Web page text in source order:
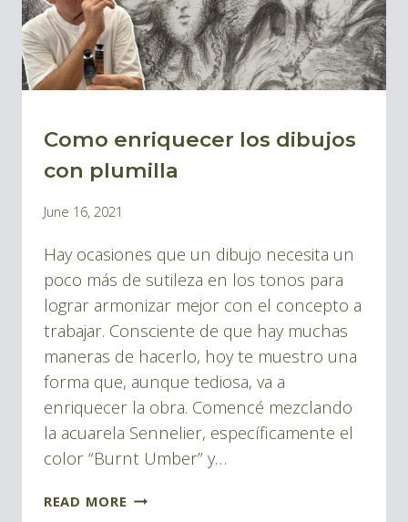
BLOG
TINTA
DIBUJOS
Como enriquecer los dibujos
con plumilla
By
Montes
June 16, 2021
Hay ocasiones que un dibujo necesita un
poco más de sutileza en los tonos para
lograr armonizar mejor con el concepto a
trabajar. Consciente de que hay muchas
maneras de hacerlo, hoy te muestro una
forma que, aunque tediosa, va a
enriquecer la obra. Comencé mezclando
la acuarela Sennelier, específicamente el
color “Burnt Umber” y…
READ MORE COMO